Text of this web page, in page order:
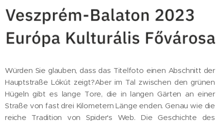
Würden Sie glauben, dass das Titelfoto einen Abschnitt der
Hauptstraße Lókút zeigt?Aber im Tal zwischen den grünen
Hügeln gibt es lange Tore, die in langen Gärten an einer
Straße von fast drei Kilometern Länge enden. Genau wie die
reiche Tradition von Spider's Web. Die Geschichte des